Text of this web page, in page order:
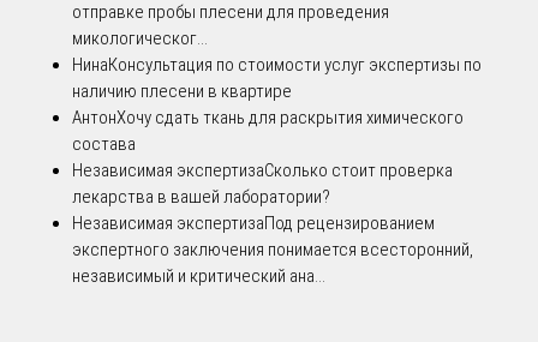
отправке пробы плесени для проведения
микологическог...
НинаКонсультация по стоимости услуг экспертизы по
наличию плесени в квартире
АнтонХочу сдать ткань для раскрытия химического
состава
Независимая экспертизаСколько стоит проверка
лекарства в вашей лаборатории?
Независимая экспертизаПод рецензированием
экспертного заключения понимается всесторонний,
независимый и критический ана...